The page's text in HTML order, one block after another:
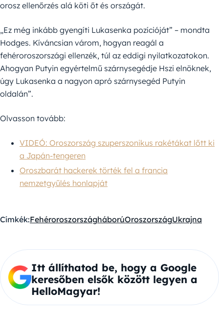
orosz ellenőrzés alá köti őt és országát.
„Ez még inkább gyengíti Lukasenka pozícióját” – mondta
Hodges. Kíváncsian várom, hogyan reagál a
fehéroroszországi ellenzék, túl az eddigi nyilatkozatokon.
Ahogyan Putyin egyértelmű szárnysegédje Hszi elnöknek,
úgy Lukasenka a nagyon apró szárnysegéd Putyin
oldalán”.
Olvasson tovább:
VIDEÓ: Oroszország szuperszonikus rakétákat lőtt ki
a Japán-tengeren
Oroszbarát hackerek törték fel a francia
nemzetgyűlés honlapját
Címkék:FehéroroszországháborúOroszországUkrajna
Itt állíthatod be, hogy a Google
keresőben elsők között legyen a
HelloMagyar!